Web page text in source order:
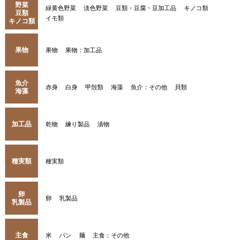
野菜
豆類
キノコ類
緑黄色野菜 淡色野菜 豆類・豆腐・豆加工品
キノコ類
イモ類
果物 果物 果物：加工品
魚介
海藻
赤身 白身 甲殻類 海藻 魚介：その他 貝類
加工品 乾物 練り製品 漬物
種実類 種実類
卵
乳製品
卵 乳製品
主食 米 パン 麺 主食：その他